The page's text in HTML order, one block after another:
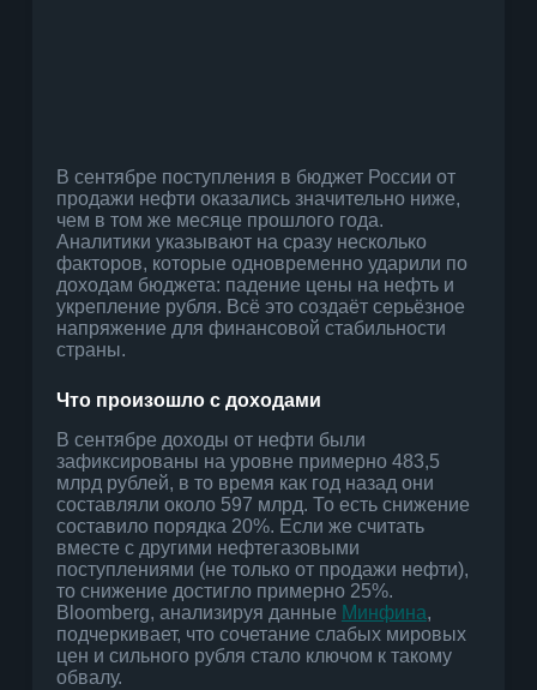
В сентябре поступления в бюджет России от
продажи нефти оказались значительно ниже,
чем в том же месяце прошлого года.
Аналитики указывают на сразу несколько
факторов, которые одновременно ударили по
доходам бюджета: падение цены на нефть и
укрепление рубля. Всё это создаёт серьёзное
напряжение для финансовой стабильности
страны.
Что произошло с доходами
В сентябре доходы от нефти были
зафиксированы на уровне примерно 483,5
млрд рублей, в то время как год назад они
составляли около 597 млрд. То есть снижение
составило порядка 20%. Если же считать
вместе с другими нефтегазовыми
поступлениями (не только от продажи нефти),
то снижение достигло примерно 25%.
Bloomberg, анализируя данные Минфина,
подчеркивает, что сочетание слабых мировых
цен и сильного рубля стало ключом к такому
обвалу.